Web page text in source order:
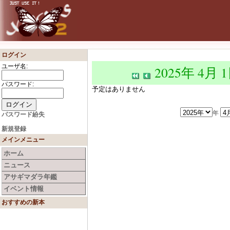
ログイン
ユーザ名:
パスワード:
パスワード紛失
新規登録
メインメニュー
ホーム
ニュース
アサギマダラ年鑑
イベント情報
おすすめの新本
2025年 4月
予定はありません
年